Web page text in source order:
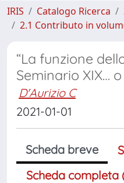
IRIS Catalogo Ricerca
2.1 Contributo in
“La funzione
Seminario XIX…
D'Aurizio C
2021-01-01
Scheda breve
Scheda completa